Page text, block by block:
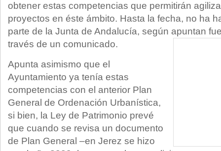
obtener estas competencias que permitirán
proyectos en éste ámbito. Hasta la fecha, no ha
parte de la Junta de Andalucía, según apuntan
través de un comunicado.
Apunta asimismo que el
Ayuntamiento ya tenía estas
competencias con el anterior Plan
General de Ordenación Urbanística,
si bien, la Ley de Patrimonio prevé
que cuando se revisa un documento
de Plan General –en Jerez se hizo